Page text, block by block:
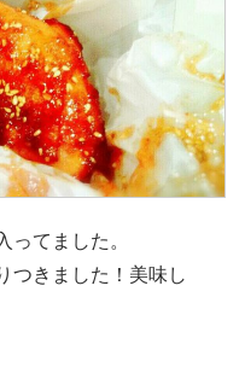
ってました。
つきました！美味し